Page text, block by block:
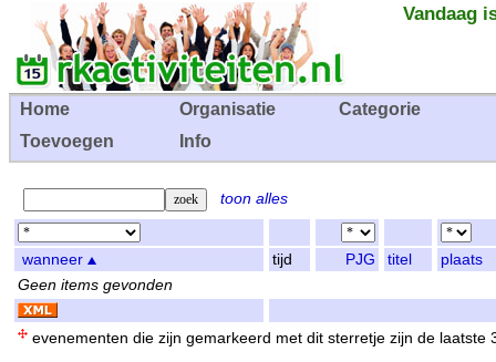
Vandaag
Home Organisatie
Categorie
Toevoegen
Info
toon alles
wanneer tijd PJG titel
plaats
Geen items gevonden
evenementen die zijn gemarkeerd met dit sterretje zijn de laatste